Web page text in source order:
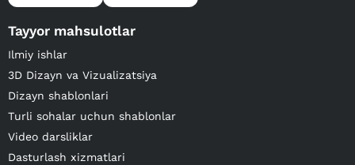
Tayyor mahsulotlar
Ilmiy ishlar
3D Dizayn va Vizualizatsiya
Dizayn shablonlari
Turli sohalar uchun shablonlar
Video darsliklar
Dasturlash xizmatlari